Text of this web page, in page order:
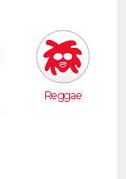
Reggae